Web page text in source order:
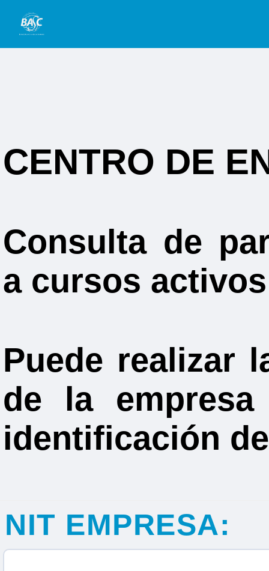
CENTRO DE
Consulta de
a cursos activos
Puede realizar
de la
identificación
NIT EMPRESA: